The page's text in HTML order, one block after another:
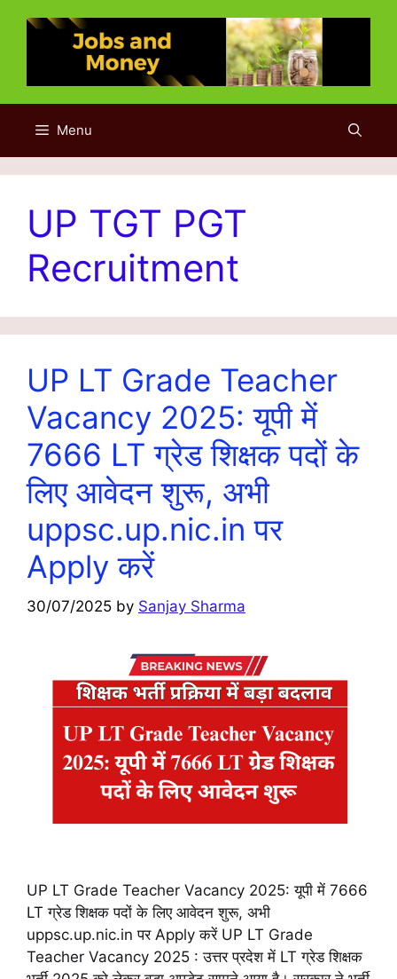
Menu
UP TGT PGT
Recruitment
UP LT Grade Teacher
Vacancy 2025: यूपी में
7666 LT ग्रेड शिक्षक पदों के
लिए आवेदन शुरू, अभी
uppsc.up.nic.in पर
Apply करें
30/07/2025 by Sanjay Sharma
UP LT Grade Teacher Vacancy 2025: यूपी में 7666
LT ग्रेड शिक्षक पदों के लिए आवेदन शुरू, अभी
uppsc.up.nic.in पर Apply करें UP LT Grade
Teacher Vacancy 2025 : उत्तर प्रदेश में LT ग्रेड शिक्षक